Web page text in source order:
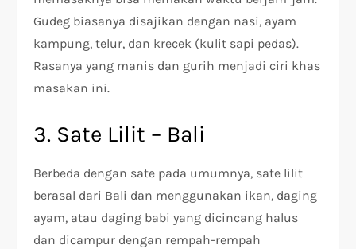
Gudeg biasanya disajikan dengan nasi, ayam
kampung, telur, dan krecek (kulit sapi pedas).
Rasanya yang manis dan gurih menjadi ciri khas
masakan ini.
3. Sate Lilit – Bali
Berbeda dengan sate pada umumnya, sate lilit
berasal dari Bali dan menggunakan ikan, daging
ayam, atau daging babi yang dicincang halus
dan dicampur dengan rempah-rempah